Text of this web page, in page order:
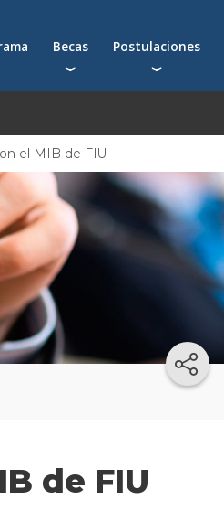
Becas
Becas para postgrados
Postulaciones
Cómo postularte a un postgrado
Solicitá más información
el MIB de FIU
de FIU